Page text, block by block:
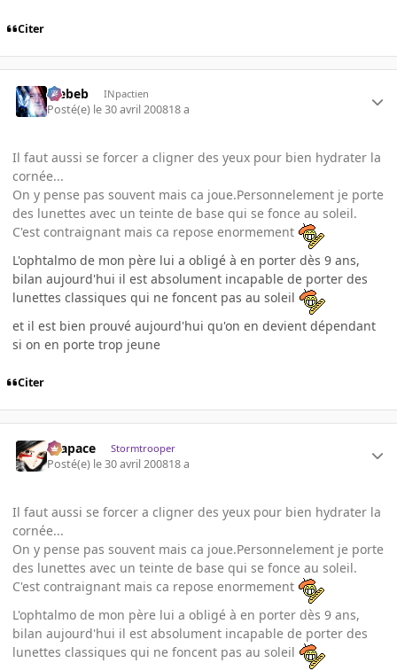
Citer
Trebeb INpactien
Posté(e) le 30 avril 200818 a
Il faut aussi se forcer a cligner des yeux pour bien hydrater la
cornée...
On y pense pas souvent mais ca joue.Personnelement je porte
des lunettes avec un teinte de base qui se fonce au soleil.
C'est contraignant mais ca repose enormement
L'ophtalmo de mon père lui a obligé à en porter dès 9 ans,
bilan aujourd'hui il est absolument incapable de porter des
lunettes classiques qui ne foncent pas au soleil
et il est bien prouvé aujourd'hui qu'on en devient dépendant
si on en porte trop jeune
Citer
Krapace Stormtrooper
Posté(e) le 30 avril 200818 a
Il faut aussi se forcer a cligner des yeux pour bien hydrater la
cornée...
On y pense pas souvent mais ca joue.Personnelement je porte
des lunettes avec un teinte de base qui se fonce au soleil.
C'est contraignant mais ca repose enormement
L'ophtalmo de mon père lui a obligé à en porter dès 9 ans,
bilan aujourd'hui il est absolument incapable de porter des
lunettes classiques qui ne foncent pas au soleil